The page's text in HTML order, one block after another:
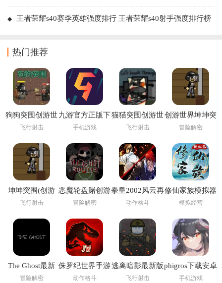
王者荣耀s40赛季英雄强度排行 王者荣耀s40射手强度排行榜
热门推荐
狗狗突围创游世
界
飞行射击
九游官方正版下
载
手机游戏
猫猫突围创游世
界
飞行射击
创游世界坤坤突
围小游戏
冒险解密
坤坤突围(创游
世界)
飞行射击
恶魔轮盘赌创游
版(创游世界)
冒险解密
拳皇2002风云再
起
动作格斗
修仙家族模拟器
6.2
模拟经营
The Ghost最新
版下载2026
冒险解密
侏罗纪世界手游
(Jurassic World
动作格斗
逃离暗影最新版
1.307 版本
飞行射击
phigros下载安卓
最新版2026
手机游戏